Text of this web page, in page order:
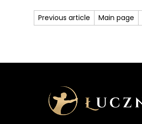
Previous article Main page